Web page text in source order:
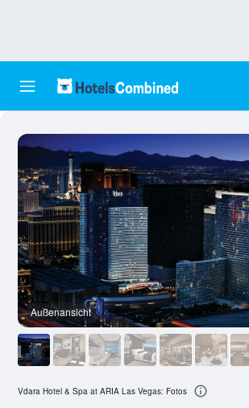
Außenansicht
Vdara Hotel & Spa at ARIA Las Vegas: Fotos